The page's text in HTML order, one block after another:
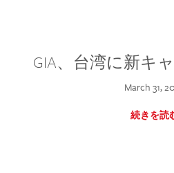
GIA、台湾に新キ
March 31,
続きを読